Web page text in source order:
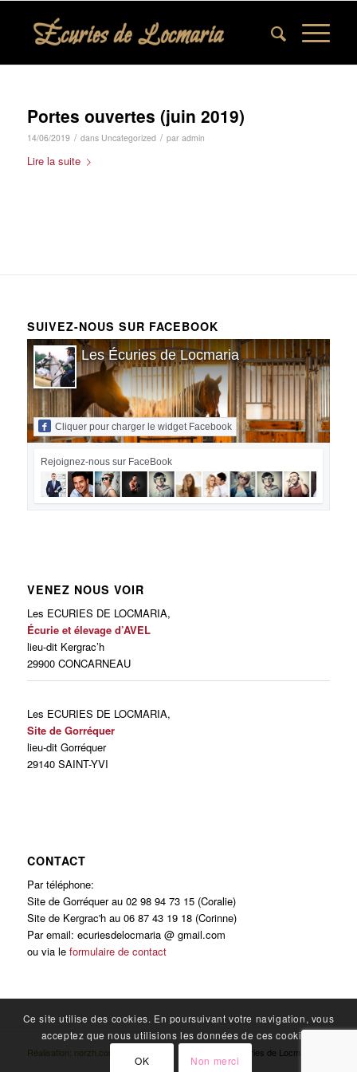
Portes ouvertes (juin 2019)
14/06/2019 / dans Uncategorized / par admin
Lire la suite
SUIVEZ-NOUS SUR FACEBOOK
Les Écuries de Locmaria
Cliquer pour charger le widget Facebook
Rejoignez-nous sur FaceBook
VENEZ NOUS VOIR
Les ECURIES DE LOCMARIA,
Écurie et élevage d’AVEL
lieu-dit Kergrac’h
29900 CONCARNEAU
Les ECURIES DE LOCMARIA,
Site de Gorréquer
lieu-dit Gorréquer
29140 SAINT-YVI
CONTACT
Par téléphone:
Site de Gorréquer au 02 98 94 73 15 (Coralie)
Site de Kergrac'h au 06 87 43 19 18 (Corinne)
Par email: ecuriesdelocmaria @ gmail.com
ou via le formulaire de contact
Réalisation: norzh.com © Copyright - Écuries de Locmaria
Ce site utilise des cookies. En poursuivant votre navigation, vous
acceptez que nous utilisions les données de ces cookies.
OK
Non merci